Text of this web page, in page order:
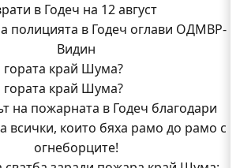
в Годеч на 12 август
полицията в Годеч оглави ОДМВР-
Видин
край Шума?
от Люлин и Део сред първите
на пожара край Шума (СНИМКИ)
на пожарната в Годеч благодари
всички, които бяха рамо до рамо с
край Шума?
на пожарната в Годеч благодари
всички, които бяха рамо до рамо с
огнеборците!